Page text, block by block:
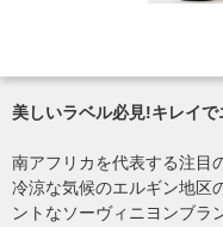
美しいラベル必見!キレイ
南アフリカを代表する注目
冷涼な気候のエルギン地区
ントなソーヴィニヨンブラ